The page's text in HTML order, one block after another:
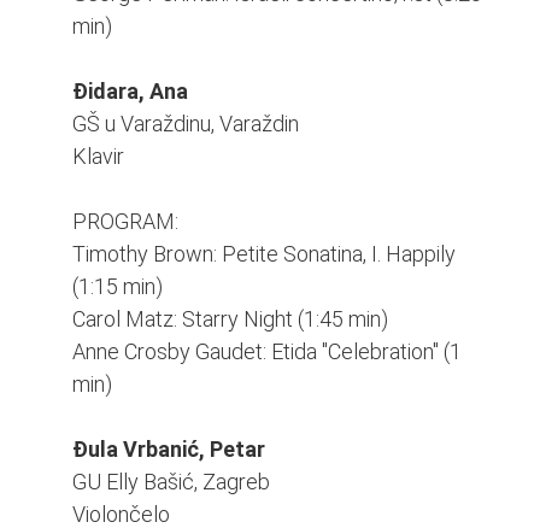
min)
Đidara, Ana
GŠ u Varaždinu, Varaždin
Klavir
PROGRAM:
Timothy Brown: Petite Sonatina, I. Happily
(1:15 min)
Carol Matz: Starry Night (1:45 min)
Anne Crosby Gaudet: Etida "Celebration" (1
min)
Đula Vrbanić, Petar
GU Elly Bašić, Zagreb
Violončelo